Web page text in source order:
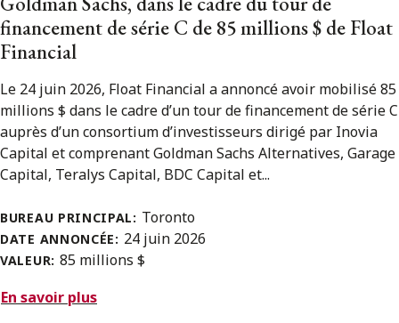
financement de série C de 85 millions $ de Float
Financial
Le 24 juin 2026, Float Financial a annoncé avoir mobilisé 85
millions $ dans le cadre d’un tour de financement de série C
auprès d’un consortium d’investisseurs dirigé par Inovia
Capital et comprenant Goldman Sachs Alternatives, Garage
Capital, Teralys Capital, BDC Capital et...
BUREAU PRINCIPAL: Toronto
DATE ANNONCÉE: 24 juin 2026
VALEUR: 85 millions $
En savoir plus